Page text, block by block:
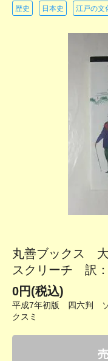
歴史 日本史 江戸の文
丸善ブックス
スクリーチ 訳
0円(税込)
平成7年初版 四六判
クスミ